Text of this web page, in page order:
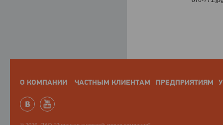
О КОМПАНИИ ЧАСТНЫМ КЛИЕНТАМ ПРЕДПРИЯТИЯМ